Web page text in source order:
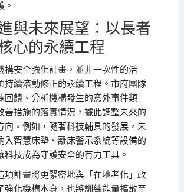
。
與未來展望：以長者
心的永續工程
構安全強化計畫，並非一次性的活
持續滾動修正的永續工程。市府團隊
回饋、分析機構發生的意外事件類
善措施的落實情況，據此調整未來的
向。例如，隨著科技輔具的發展，未
入智慧床墊、離床警示系統等設備的
科技成為守護安全的有力工具。
項計畫將更緊密地與「在地老化」政
強化機構本身，也將訓練能量擴散至